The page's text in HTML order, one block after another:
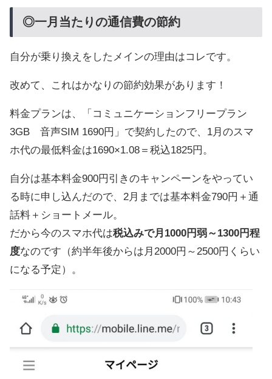
◎一月当たりの通信費の節約
自分が乗り換えをしたメインの理由はコレです。
改めて、これはかなりの節約効果があります！
料金プランは、「コミュニケーションフリープラン
3GB 音声SIM 1690円」で契約したので、1月のスマ
ホ代の最低料金は1690×1.08＝税込1825円。
自分は基本料金900円引きのキャンペーンをやってい
る時に申し込んだので、2月までは基本料金790円＋通
話料＋ショートメール。
だから今のスマホ代は税込みで月1000円弱～1300円程
度なのです（約半年後からは月2000円～2500円くらい
になる予定）。